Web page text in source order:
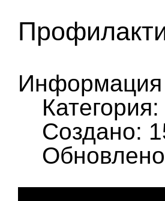
Информация
Категория:
Создано: